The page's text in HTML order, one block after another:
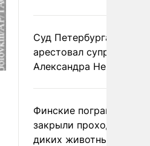
Суд Петербурга заочно
арестовал супругу
Александра Невзорова
Финские пограничники
закрыли проходы для
диких животных на